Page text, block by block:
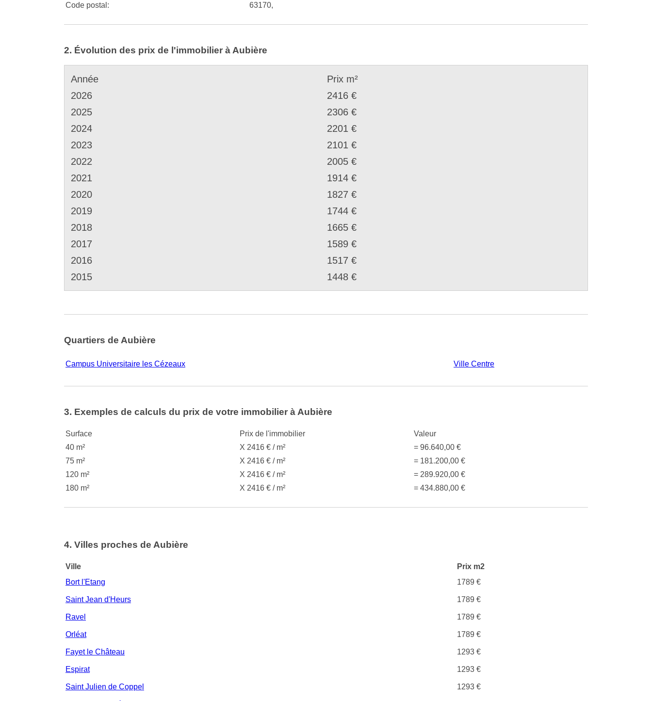
Code postal:
63170,
2. Évolution des prix de l'immobilier à Aubière
Année
Prix m²
2026
2416 €
2025
2306 €
2024
2201 €
2023
2101 €
2022
2005 €
2021
1914 €
2020
1827 €
2019
1744 €
2018
1665 €
2017
1589 €
2016
1517 €
2015
1448 €
Quartiers de Aubière
Campus Universitaire les Cézeaux Ville Centre
3. Exemples de calculs du prix de votre immobilier à Aubière
Surface Prix de l'immobilier
Valeur
40 m²
X 2416 € / m²
= 96.640,00 €
75 m²
X 2416 € / m²
= 181.200,00 €
120 m²
X 2416 € / m²
= 289.920,00 €
180 m²
X 2416 € / m² = 434.880,00 €
4. Villes proches de Aubière
Ville
Prix m2
Bort l'Etang
1789 €
Saint Jean d'Heurs 1789 €
Ravel 1789 €
Orléat 1789 €
Fayet le Château 1293 €
Espirat 1293 €
Saint Julien de Coppel 1293 €